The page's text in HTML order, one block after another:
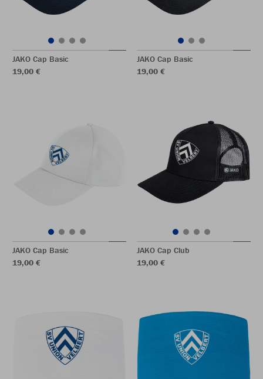
JAKO Cap Basic
19,00 €
JAKO Cap Basic
19,00 €
JAKO Cap Basic
19,00 €
JAKO Cap Club
19,00 €